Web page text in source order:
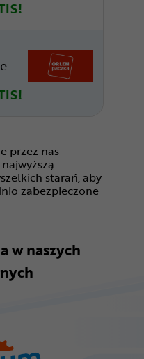
przez nas
starań, aby
zabezpieczone
w naszych